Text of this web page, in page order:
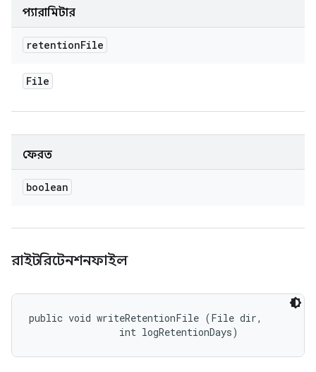
প্যারামিটার
retentionFile
File
ফেরত
boolean
রাইটরিটেনশনফাইল
public void writeRetentionFile (File dir,
                int logRetentionDays)